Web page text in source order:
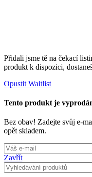
Přidali jsme tě na čekací
produkt k dispozici,
Opustit Waitlist
Tento produkt je
Bez obav! Zadejte svůj e-
opět skladem.
Zavřít